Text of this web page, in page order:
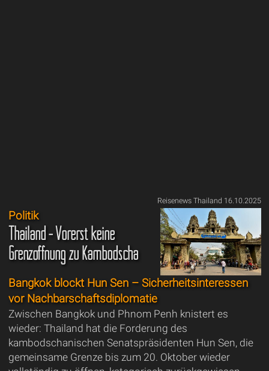
Reisenews Thailand 16.10.2025
Politik
Thailand - Vorerst keine
Grenzöffnung zu Kambodscha
Bangkok blockt Hun Sen – Sicherheitsinteressen
vor Nachbarschaftsdiplomatie
Zwischen Bangkok und Phnom Penh knistert es
wieder: Thailand hat die Forderung des
kambodschanischen Senatspräsidenten Hun Sen, die
gemeinsame Grenze bis zum 20. Oktober wieder